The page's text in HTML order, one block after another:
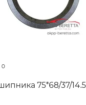
0
75*68/37/